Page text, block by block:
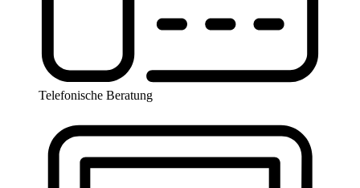
Telefonische Beratung